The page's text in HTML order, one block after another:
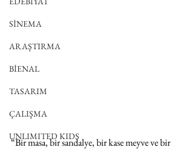
SİNEMA
ARAŞTIRMA
BİENAL
TASARIM
ÇALIŞMA
UNLIMITED KIDS
“Bir masa, bir sandalye, bir kase meyve ve bir